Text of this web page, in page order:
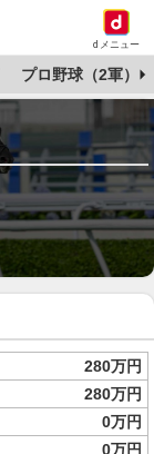
dメニュー
プロ野球（2軍）
280万円
280万円
0万円
0万円